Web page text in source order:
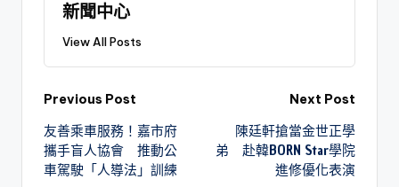
新聞中心
View All Posts
Previous Post
友善乘車服務！嘉市府
攜手盲人協會 推動公
車駕駛「人導法」訓練
Next Post
陳廷軒搶當金世正學
弟 赴韓BORN Star學院
進修優化表演